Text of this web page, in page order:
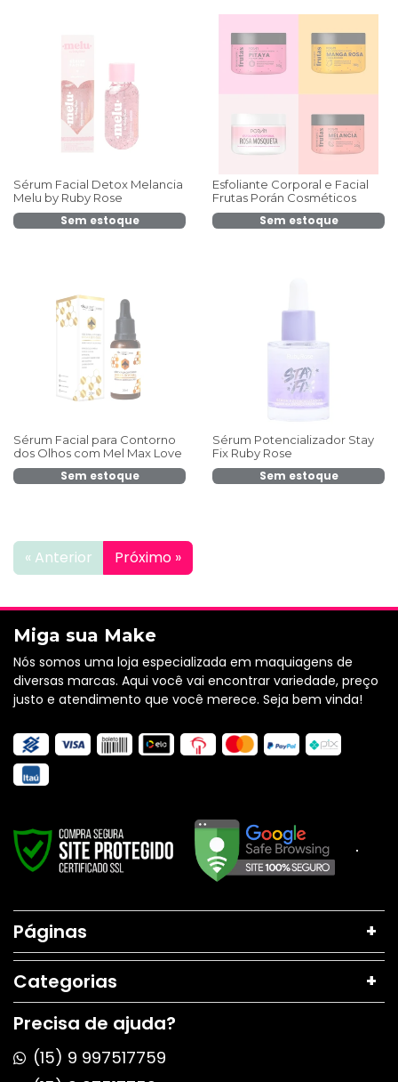
Sérum Facial Detox Melancia
Melu by Ruby Rose
Sem estoque
Esfoliante Corporal e Facial
Frutas Porán Cosméticos
Sem estoque
Sérum Facial para Contorno
dos Olhos com Mel Max Love
Sem estoque
Sérum Potencializador Stay
Fix Ruby Rose
Sem estoque
« Anterior Próximo »
Precisa de ajuda?
(15) 9 997517759
Páginas
Categorias
Miga sua Make
Nós somos uma loja especializada em maquiagens de
diversas marcas. Aqui você vai encontrar variedade, preço
justo e atendimento que você merece. Seja bem vinda!